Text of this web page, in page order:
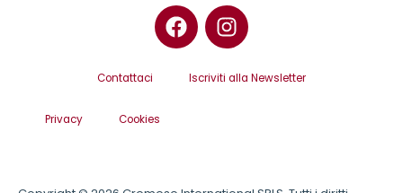
Contattaci Iscriviti alla Newsletter
Privacy Cookies